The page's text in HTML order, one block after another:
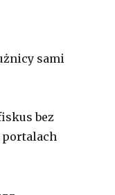
sami
bez
portalach